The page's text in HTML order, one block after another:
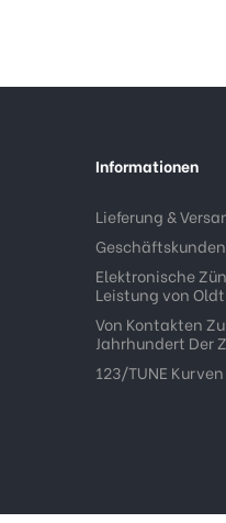
Informationen
Lieferung &
Geschäftskunden
Elektronische
Leistung von
Von Kontakten
Jahrhundert Der
123/TUNE Kurven